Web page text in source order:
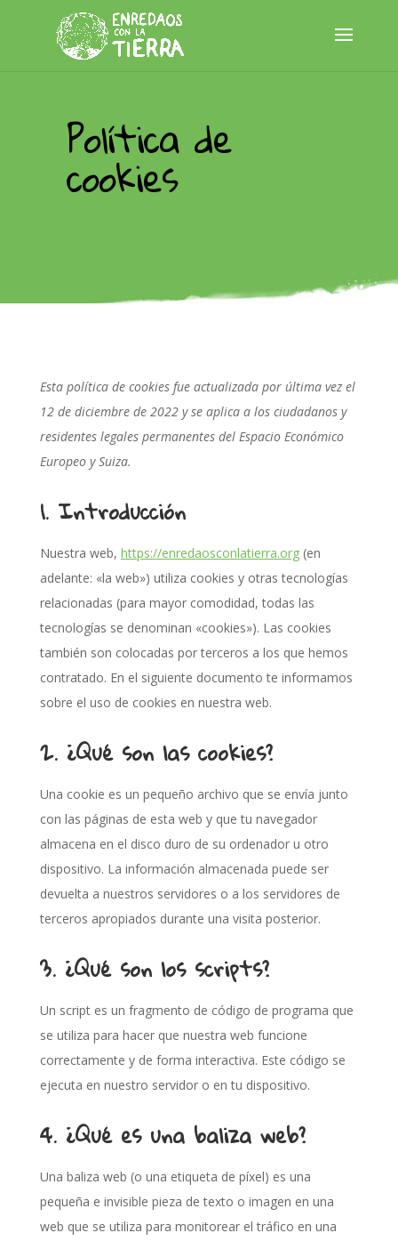
Política de
cookies
Esta política de cookies fue actualizada por última vez el
12 de diciembre de 2022 y se aplica a los ciudadanos y
residentes legales permanentes del Espacio Económico
Europeo y Suiza.
1. Introducción
Nuestra web, https://enredaosconlatierra.org(en
adelante: «la web») utiliza cookies y otras tecnologías
relacionadas (para mayor comodidad, todas las
tecnologías se denominan «cookies»). Las cookies
también son colocadas por terceros a los que hemos
contratado. En el siguiente documento te informamos
sobre el uso de cookies en nuestra web.
2. ¿Qué son las cookies?
Una cookie es un pequeño archivo que se envía junto
con las páginas de esta web y que tu navegador
almacena en el disco duro de su ordenador u otro
dispositivo. La información almacenada puede ser
devuelta a nuestros servidores o a los servidores de
terceros apropiados durante una visita posterior.
3. ¿Qué son los scripts?
Un script es un fragmento de código de programa que
se utiliza para hacer que nuestra web funcione
correctamente y de forma interactiva. Este código se
ejecuta en nuestro servidor o en tu dispositivo.
4. ¿Qué es una baliza web?
Una baliza web (o una etiqueta de píxel) es una
pequeña e invisible pieza de texto o imagen en una
web que se utiliza para monitorear el tráfico en una